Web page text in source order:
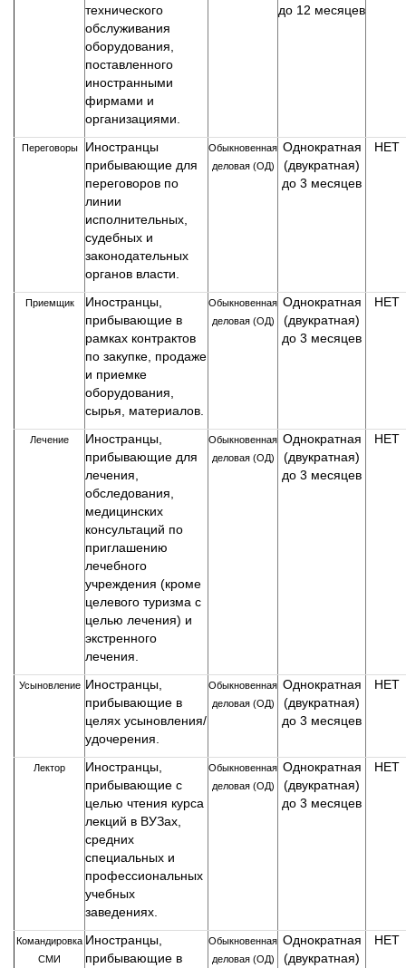
технического
обслуживания
оборудования,
поставленного
иностранными
фирмами и
организациями.
до 12 месяцев
Переговоры
Иностранцы
прибывающие для
переговоров по
линии
исполнительных,
судебных и
законодательных
органов власти.
Обыкновенная
деловая (ОД)
Однократная
(двукратная)
до 3 месяцев
НЕТ
Приемщик
Иностранцы,
прибывающие в
рамках контрактов
по закупке, продаже
и приемке
оборудования,
сырья, материалов.
Обыкновенная
деловая (ОД)
Однократная
(двукратная)
до 3 месяцев
НЕТ
Лечение
Иностранцы,
прибывающие для
лечения,
обследования,
медицинских
консультаций по
приглашению
лечебного
учреждения (кроме
целевого туризма с
целью лечения) и
экстренного
лечения.
Обыкновенная
деловая (ОД)
Однократная
(двукратная)
до 3 месяцев
НЕТ
Усыновление Иностранцы,
прибывающие в
целях усыновления/
удочерения.
Обыкновенная
деловая (ОД)
Однократная
(двукратная)
до 3 месяцев
НЕТ
Лектор
Иностранцы,
прибывающие с
целью чтения курса
лекций в ВУЗах,
средних
специальных и
профессиональных
учебных
заведениях.
Обыкновенная
деловая (ОД)
Однократная
(двукратная)
до 3 месяцев
НЕТ
Командировка
СМИ
Иностранцы,
прибывающие в
Обыкновенная
деловая (ОД)
Однократная
(двукратная)
НЕТ